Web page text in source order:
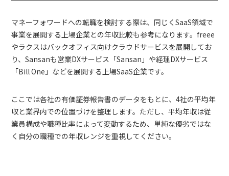
マネーフォワードへの転職を検討する際は、同じくSaaS領域で
事業を展開する上場企業との年収比較も参考になります。freee
やラクスはバックオフィス向けクラウドサービスを展開してお
り、Sansanも営業DXサービス「Sansan」や経理DXサービス
「Bill One」などを展開する上場SaaS企業です。
ここでは各社の有価証券報告書のデータをもとに、4社の平均年
収と業界内での位置づけを整理します。ただし、平均年収は従
業員構成や職種比率によって変動するため、単純な優劣ではな
く自分の職種での年収レンジを重視してください。